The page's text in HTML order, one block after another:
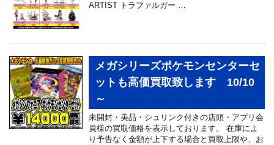
ARTIST トラファルガー …
メガシリーズポケモンセンターセ
ットも高価買取致します 10/10
～
未開封・美品・シュリンク付きの店頭・アプリ会
員様の買取価格を表示しております。 在庫によ
り予告なく金額が上下する場合と買取上限や、お